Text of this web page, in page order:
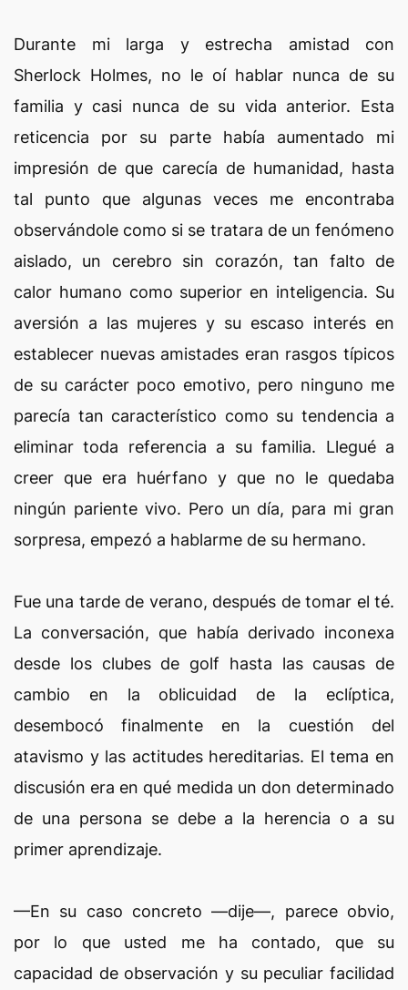
Durante mi larga y estrecha amistad con
Sherlock Holmes, no le oí hablar nunca de su
familia y casi nunca de su vida anterior. Esta
reticencia por su parte había aumentado mi
impresión de que carecía de humanidad, hasta
tal punto que algunas veces me encontraba
observándole como si se tratara de un fenómeno
aislado, un cerebro sin corazón, tan falto de
calor humano como superior en inteligencia. Su
aversión a las mujeres y su escaso interés en
establecer nuevas amistades eran rasgos típicos
de su carácter poco emotivo, pero ninguno me
parecía tan característico como su tendencia a
eliminar toda referencia a su familia. Llegué a
creer que era huérfano y que no le quedaba
ningún pariente vivo. Pero un día, para mi gran
sorpresa, empezó a hablarme de su hermano.
Fue una tarde de verano, después de tomar el té.
La conversación, que había derivado inconexa
desde los clubes de golf hasta las causas de
cambio en la oblicuidad de la eclíptica,
desembocó finalmente en la cuestión del
atavismo y las actitudes hereditarias. El tema en
discusión era en qué medida un don determinado
de una persona se debe a la herencia o a su
primer aprendizaje.
—En su caso concreto —dije—, parece obvio,
por lo que usted me ha contado, que su
capacidad de observación y su peculiar facilidad